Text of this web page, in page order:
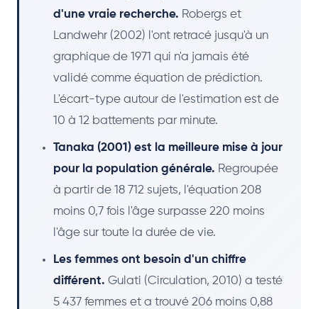
d'une vraie recherche. Robergs et
Landwehr (2002) l'ont retracé jusqu'à un
graphique de 1971 qui n'a jamais été
validé comme équation de prédiction.
L'écart-type autour de l'estimation est de
10 à 12 battements par minute.
Tanaka (2001) est la meilleure mise à jour
pour la population générale. Regroupée
à partir de 18 712 sujets, l'équation 208
moins 0,7 fois l'âge surpasse 220 moins
l'âge sur toute la durée de vie.
Les femmes ont besoin d'un chiffre
différent. Gulati (Circulation, 2010) a testé
5 437 femmes et a trouvé 206 moins 0,88